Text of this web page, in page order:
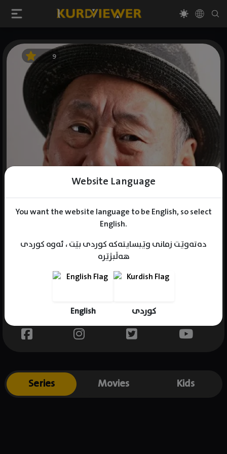
Website Language
You want the website language to be English, so select
English.
دەتەوێت زمانی وێبسایتەکە کوردی بێت ، ئەوە کوردی
هەڵبژێرە
English کوردی
9
Gender : male
Place of birth : Japan
Series Movies Kids